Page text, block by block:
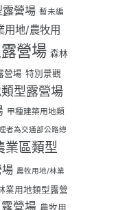
營場 暫未編
用地/農牧用
營場 森林
營場 特別景觀
型露營場
甲種建築用地類
者為交通部公路總
業區類型
農牧用地/林業
業用地類型露營
營場 農牧用